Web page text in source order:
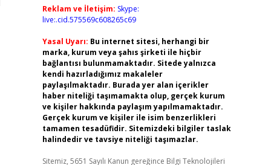
Reklam ve İletişim: Skype:
live:.cid.575569c608265c69
Yasal Uyarı: Bu internet sitesi, herhangi bir
marka, kurum veya şahıs şirketi ile hiçbir
bağlantısı bulunmamaktadır. Sitede yalnızca
kendi hazırladığımız makaleler
paylaşılmaktadır. Burada yer alan içerikler
haber niteliği taşımamakta olup, gerçek kurum
ve kişiler hakkında paylaşım yapılmamaktadır.
Gerçek kurum ve kişiler ile isim benzerlikleri
tamamen tesadüfidir. Sitemizdeki bilgiler taslak
halindedir ve tavsiye niteliği taşımazlar.
Sitemiz, 5651 Sayılı Kanun gereğince Bilgi Teknolojileri